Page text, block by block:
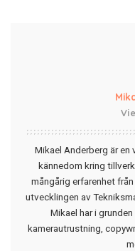
Mikael Anderberg är
kännedom kring
mångårig erfarenhet
utvecklingen av
Mikael har i
kamerautrustning,